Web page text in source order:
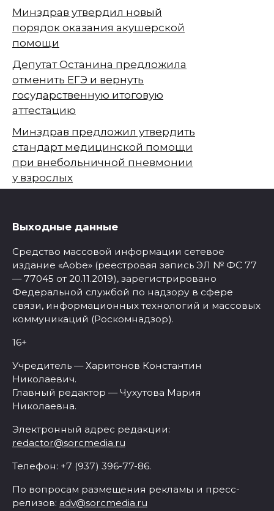
Минздрав утвердил новый
порядок оказания акушерской
помощи
Депутат Останина предложила
отменить ЕГЭ и вернуть
государственную итоговую
аттестацию
Минздрав предложил утвердить
стандарт медицинской помощи
при внебольничной пневмонии
у взрослых
Выходные данные
Средство массовой информации сетевое
издание «Aobe» (реестровая запись ЭЛ № ФС 77
— 77045 от 20.11.2019), зарегистрировано
Федеральной службой по надзору в сфере
связи, информационных технологий и массовых
коммуникаций (Роскомнадзор).
16+
Учредитель — Харитонов Константин
Николаевич.
Главный редактор — Чухутова Мария
Николаевна.
Электронный адрес редакции:
redactor@sorcmedia.ru
Телефон: +7 (937) 396-77-86.
По вопросам размещения рекламы и пресс-
релизов: adv@sorcmedia.ru